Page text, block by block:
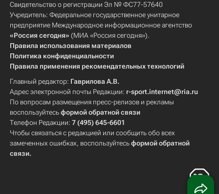
Свидетельство о регистрации Эл № ФС77-57640
Учредитель: Федеральное государственное унитарное
предприятие Международное информационное агентство
«Россия сегодня» (МИА «Россия сегодня»).
Правила использования материалов
Политика конфиденциальности
Правила применения рекомендательных технологий
Главный редактор: Гаврилова А.В.
Адрес электронной почты Редакции: r-sport.internet@ria.ru
По вопросам размещения пресс-релизов и рекламы
воспользуйтесьформой обратной связи
Телефон Редакции: 7 (495) 645-6601
Чтобы связаться с редакцией или сообщить обо всех
замеченных ошибках, воспользуйтесьформой обратной
связи.